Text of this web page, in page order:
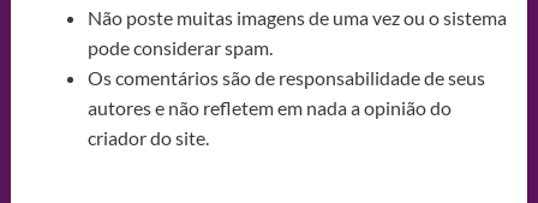
Não poste muitas imagens de uma vez ou o sistema
pode considerar spam.
Os comentários são de responsabilidade de seus
autores e não refletem em nada a opinião do
criador do site.